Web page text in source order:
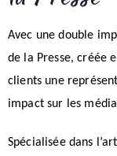
Avec une double
de la Presse, créée
clients une
impact sur les
Spécialisée dans